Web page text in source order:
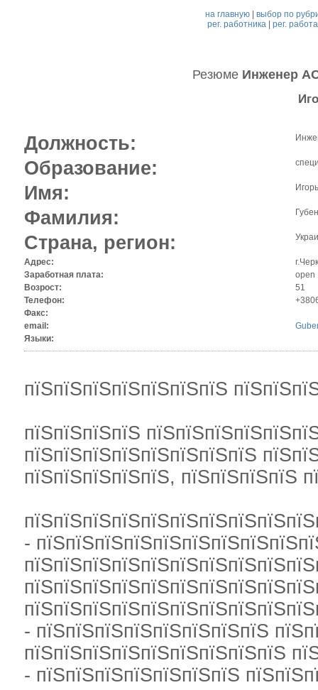
на главную |выбор по
рег. работника| рег.
Резюме Инженер
Должность:
Образование:
Имя: Игорь
Фамилия:
Страна, регион:
Адрес:
Заработная плата:
open
Возрост:
51
Телефон:
Факс:
email:
Языки:
пїЅпїЅпїЅпїЅпїЅпїЅпїЅ
пїЅпїЅпїЅпїЅ
пїЅпїЅпїЅпїЅпїЅпїЅпїЅпїЅ
пїЅпїЅпїЅпїЅпїЅ, пїЅпїЅпїЅпїЅ
-
- пїЅпїЅпїЅпїЅпїЅпїЅпїЅпїЅ
пїЅпїЅпїЅпїЅпїЅпїЅпїЅпїЅпїЅ
- пїЅпїЅпїЅпїЅпїЅпїЅпїЅ